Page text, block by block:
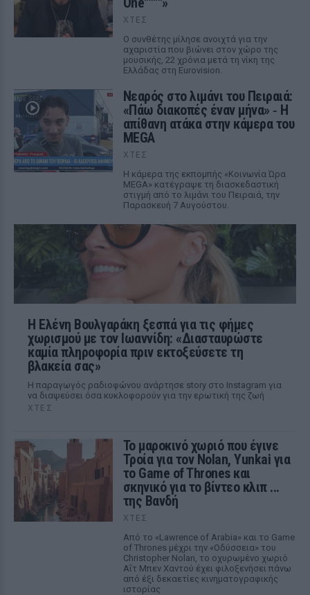
ΧΤΕΣ
Ο συνθέτης μίλησε ανοιχτά για την
αχαριστία που βιώνει στον χώρο της
μουσικής, 22 χρόνια μετά τη νίκη της
Ελλάδας στη Eurovision.
Νεαρός στο λιμάνι του Πειραιά:
«Πάω διακοπές έναν μήνα» ‑ Η
απίθανη ατάκα στην κάμερα του
MEGA
ΧΤΕΣ
Η κάμερα της εκπομπής «Κοινωνία Ώρα
MEGA» κατέγραψε τη διασκεδαστική
στιγμή από το λιμάνι του Πειραιά, την
Παρασκευή 7 Αυγούστου.
Η Ελένη Βουλγαράκη ξεσπά για τις φήμες
χωρισμού με τον Ιωαννίδη: «Διασταυρώστε
καμία πληροφορία πριν εκτοξεύσετε τη
βλακεία σας»
Η παραγωγός ραδιοφώνου ανάρτησε story στο Instagram για
να διαψεύσει όσα κυκλοφορούν για την ερωτική της ζωή
ΧΤΕΣ
Το μαροκινό χωριό που έγινε
Τροία για τον Nolan, Yunkai για
το Game of Thrones και
σκηνικό για το βίντεο κλιπ ...
της Βανδή
ΧΤΕΣ
Από το «Lawrence of Arabia» και το Game
of Thrones μέχρι την «Οδύσσεια» του
Christopher Nolan, το οχυρωμένο χωριό
Αΐτ Μπεν Χαντού έχει φιλοξενήσει πάνω
από έξι δεκαετίες κινηματογραφικής
ιστορίας